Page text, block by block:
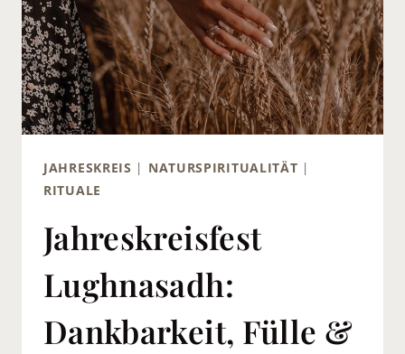
JAHRESKREIS | NATURSPIRITUALITÄT |
RITUALE
Jahreskreisfest
Lughnasadh:
Dankbarkeit, Fülle &